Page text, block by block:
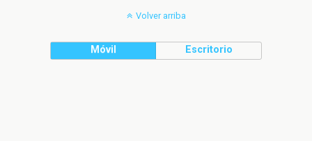
Volver arriba
Móvil Escritorio